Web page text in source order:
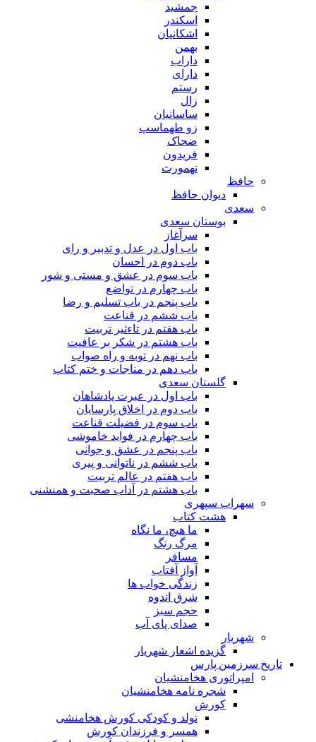
جمشید
اسکندر
اشکانیان
بهمن
داراب
دارای
رستم
زال
ساسانیان
زو طهماسپ‏
ضحاک
فریدون
تهمورث
حافظ
دیوان حافظ
سعدی
بوستان سعدی
سرآغاز
باب اول در عدل و تدبیر و رای
باب دوم در احسان
باب سوم در عشق و مستی و شور
باب چهارم در تواضع
باب پنجم در باب تسلیم و رضا
باب ششم در قناعت
باب هفتم در تاءثیر تربیت
باب هشتم در شکر بر عافیت
باب نهم در توبه و راه صواب
باب دهم در مناجات و ختم کتاب
گلستان سعدی
باب اول در عبرت پادشاهان
باب دوم در اخلاق پارسایان
باب سوم در فضیلت قناعت
باب چهارم در فواید خاموشى
باب پنجم در عشق و جوانى
باب ششم در ناتوانى و پیرى
باب هفتم در عالم تربیت
باب هشتم در آداب صحبت و همنشنى
سهراب سپهری
هشت کتاب
ما هیچ، ما نگاه
مرگ رنگ
مسافر
آواز آفتاب
زندگی خواب ها
شرق اندوه
حجم سبز
صدای پای آب
شهریار
گزیده اشعار شهریار
تاریخ سرزمین پارس
امپراتوری هخامنشیان
شجره نامه هخامنشیان
کورش
تولد و کودکی کورش هخامنشی
همسر و فرزندان کورش